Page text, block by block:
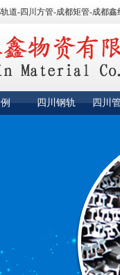
道-四川方管-成都矩管-成都
四川钢轨 四川